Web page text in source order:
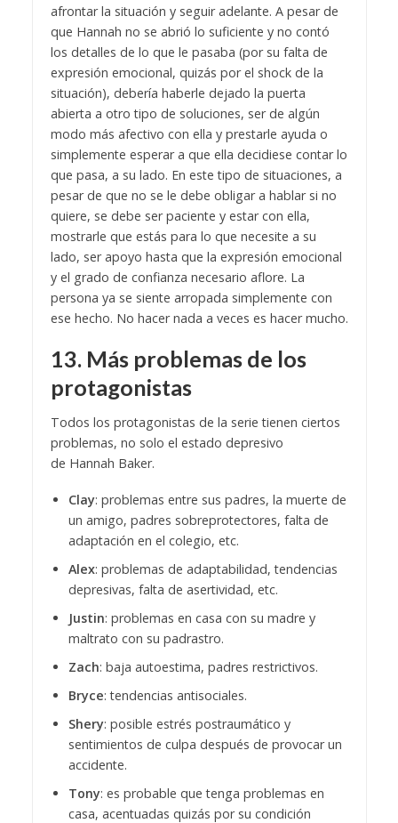
afrontar la situación y seguir adelante. A pesar de
que Hannah no se abrió lo suficiente y no contó
los detalles de lo que le pasaba (por su falta de
expresión emocional, quizás por el shock de la
situación), debería haberle dejado la puerta
abierta a otro tipo de soluciones, ser de algún
modo más afectivo con ella y prestarle ayuda o
simplemente esperar a que ella decidiese contar lo
que pasa, a su lado. En este tipo de situaciones, a
pesar de que no se le debe obligar a hablar si no
quiere, se debe ser paciente y estar con ella,
mostrarle que estás para lo que necesite a su
lado, ser apoyo hasta que la expresión emocional
y el grado de confianza necesario aflore. La
persona ya se siente arropada simplemente con
ese hecho. No hacer nada a veces es hacer mucho.
13. Más problemas de los
protagonistas
Todos los protagonistas de la serie tienen ciertos
problemas, no solo el estado depresivo
de Hannah Baker.
Clay: problemas entre sus padres, la muerte de
un amigo, padres sobreprotectores, falta de
adaptación en el colegio, etc.
Alex: problemas de adaptabilidad, tendencias
depresivas, falta de asertividad, etc.
Justin: problemas en casa con su madre y
maltrato con su padrastro.
Zach: baja autoestima, padres restrictivos.
Bryce: tendencias antisociales.
Shery: posible estrés postraumático y
sentimientos de culpa después de provocar un
accidente.
Tony: es probable que tenga problemas en
casa, acentuadas quizás por su condición